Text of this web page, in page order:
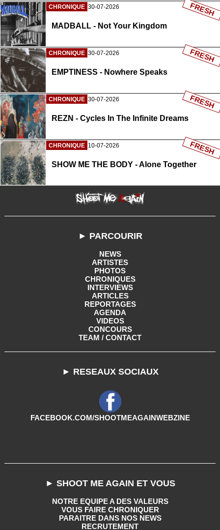
CHRONIQUE 30-07-2026
MADBALL - Not Your Kingdom
FRESH
CHRONIQUE 30-07-2026
EMPTINESS - Nowhere Speaks
FRESH
CHRONIQUE 30-07-2026
REZN - Cycles In The Infinite Dreams
FRESH
CHRONIQUE 10-07-2026
SHOW ME THE BODY - Alone Together
FRESH
► PARCOURIR
NEWS
ARTISTES
PHOTOS
CHRONIQUES
INTERVIEWS
ARTICLES
REPORTAGES
AGENDA
VIDEOS
CONCOURS
TEAM / CONTACT
► RESEAUX SOCIAUX
FACEBOOK.COM/SHOOTMEAGAINWEBZINE
► SHOOT ME AGAIN ET VOUS
NOTRE EQUIPE A DES VALEURS
VOUS FAIRE CHRONIQUER
PARAITRE DANS NOS NEWS
RECRUTEMENT